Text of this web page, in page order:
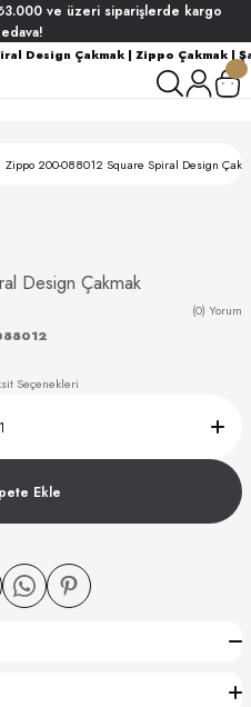
ve üzeri siparişlerde kargo
Zippo 200-088012 Square Spiral Design
Design Çakmak
(0) Yorum
Seçenekleri
Ekle